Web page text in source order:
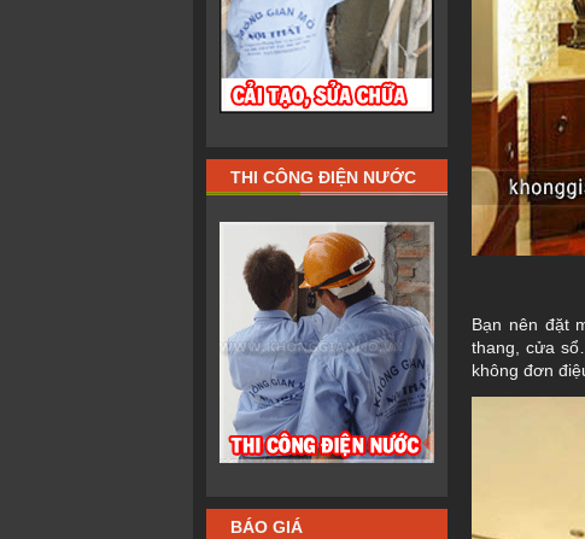
THI CÔNG ĐIỆN NƯỚC
BÁO GIÁ
Bạn nên đặt
thang, cửa
không đơn